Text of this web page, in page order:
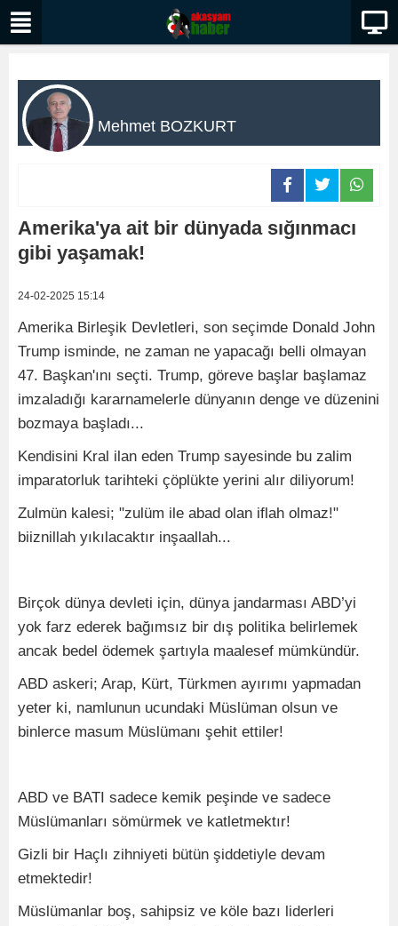
Mehmet BOZKURT
Amerika'ya ait bir dünyada sığınmacı
gibi yaşamak!
24-02-2025 15:14
Amerika Birleşik Devletleri, son seçimde Donald John
Trump isminde, ne zaman ne yapacağı belli olmayan
47. Başkan'ını seçti. Trump, göreve başlar başlamaz
imzaladığı kararnamelerle dünyanın denge ve düzenini
bozmaya başladı...
Kendisini Kral ilan eden Trump sayesinde bu zalim
imparatorluk tarihteki çöplükte yerini alır diliyorum!
Zulmün kalesi; "zulüm ile abad olan iflah olmaz!"
biiznillah yıkılacaktır inşaallah...
Birçok dünya devleti için, dünya jandarması ABD’yi
yok farz ederek bağımsız bir dış politika belirlemek
ancak bedel ödemek şartıyla maalesef mümkündür.
ABD askeri; Arap, Kürt, Türkmen ayırımı yapmadan
yeter ki, namlunun ucundaki Müslüman olsun ve
binlerce masum Müslümanı şehit ettiler!
ABD ve BATI sadece kemik peşinde ve sadece
Müslümanları sömürmek ve katletmektır!
Gizli bir Haçlı zihniyeti bütün şiddetiyle devam
etmektedir!
Müslümanlar boş, sahipsiz ve köle bazı liderleri